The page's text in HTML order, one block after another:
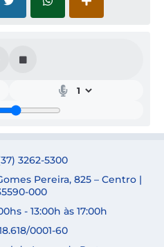
3262-5300
Pereira, 825 – Centro |
000
- 13:00h às 17:00h
0001-60